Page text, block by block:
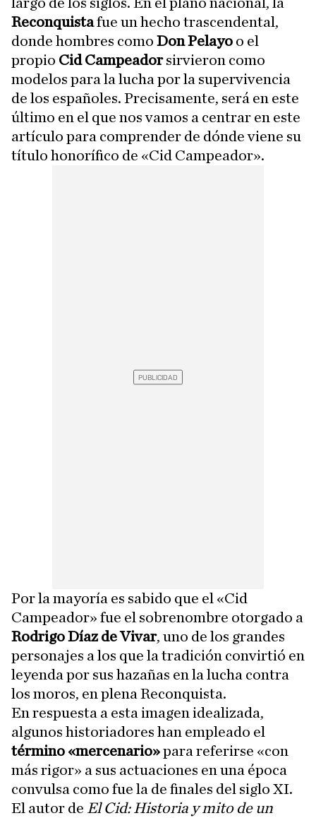
Reconquistafue un hecho trascendental,
donde hombres como Don Pelayo o el
propio Cid Campeadorsirvieron como
modelos para la lucha por la supervivencia
de los españoles. Precisamente, será en este
último en el que nos vamos a centrar en este
artículo para comprender de dónde viene su
título honorífico de «Cid Campeador».
Por la mayoría es sabido que el «Cid
Campeador» fue el sobrenombre otorgado a
Rodrigo Díaz de Vivar, uno de los grandes
personajes a los que la tradición convirtió en
leyenda por sus hazañas en la lucha contra
los moros, en plena Reconquista.
En respuesta a esta imagen idealizada,
algunos historiadores han empleado el
término «mercenario»para referirse «con
más rigor» a sus actuaciones en una época
convulsa como fue la de finales del siglo XI.
El autor de El Cid: Historia y mito de un